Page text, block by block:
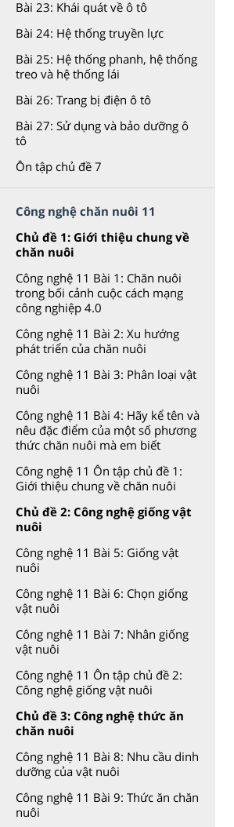
Bài 23: Khái quát về ô tô
Bài 24: Hệ thống truyền lực
Bài 25: Hệ thống phanh, hệ thống
treo và hệ thống lái
Bài 26: Trang bị điện ô tô
Bài 27: Sử dụng và bảo dưỡng ô
tô
Ôn tập chủ đề 7
Công nghệ chăn nuôi 11
Chủ đề 1: Giới thiệu chung về
chăn nuôi
Công nghệ 11 Bài 1: Chăn nuôi
trong bối cảnh cuộc cách mạng
công nghiệp 4.0
Công nghệ 11 Bài 2: Xu hướng
phát triển của chăn nuôi
Công nghệ 11 Bài 3: Phân loại vật
nuôi
Công nghệ 11 Bài 4: Hãy kể tên và
nêu đặc điểm của một số phương
thức chăn nuôi mà em biết
Công nghệ 11 Ôn tập chủ đề 1:
Giới thiệu chung về chăn nuôi
Chủ đề 2: Công nghệ giống vật
nuôi
Công nghệ 11 Bài 5: Giống vật
nuôi
Công nghệ 11 Bài 6: Chọn giống
vật nuôi
Công nghệ 11 Bài 7: Nhân giống
vật nuôi
Công nghệ 11 Ôn tập chủ đề 2:
Công nghệ giống vật nuôi
Chủ đề 3: Công nghệ thức ăn
chăn nuôi
Công nghệ 11 Bài 8: Nhu cầu dinh
dưỡng của vật nuôi
Công nghệ 11 Bài 9: Thức ăn chăn
nuôi